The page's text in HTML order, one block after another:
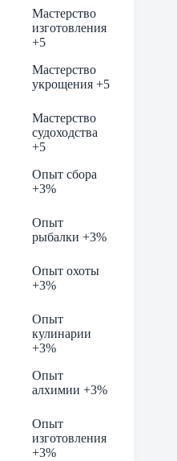
Мастерство
изготовления
+5
Мастерство
укрощения +5
Мастерство
судоходства
+5
Опыт сбора
+3%
Опыт
рыбалки +3%
Опыт охоты
+3%
Опыт
кулинарии
+3%
Опыт
алхимии +3%
Опыт
изготовления
+3%